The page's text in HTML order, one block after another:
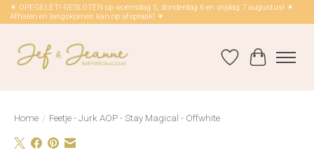
☀ OPEGELET! GESLOTEN op woensdag 5, donderdag 6 en vrijdag 7 augustus! ☀
Afhalen en langskomen kan op afspraak! ☀
Verlanglijst
Home / Feetje - Jurk AOP - Stay Magical - Offwhite